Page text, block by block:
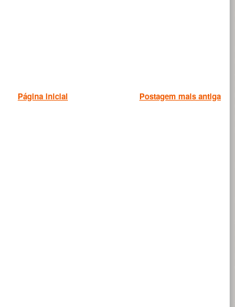
Postagem mais antiga
Página inicial